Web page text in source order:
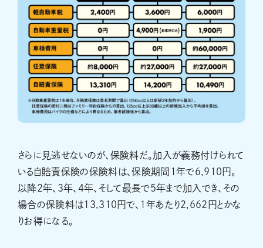
さらに見逃せないのが、保険料だ。加入が義務付けられて
いる自賠責保険の保険料は、保険期間1年で6,910円。
以降2年、3年、4年、そして最長で5年まで加入でき、その
場合の保険料は13,310円で、1年あたり2,662円とかな
りお得になる。